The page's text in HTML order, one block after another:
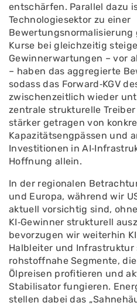
entschärfen. Parallel dazu
Technologiesektor zu einer
Bewertungsnormalisierung
Kurse bei gleichzeitig
Gewinnerwartungen – vor
– haben das aggregierte
sodass das Forward‑KGV
zwischenzeitlich wieder
zentrale strukturelle
stärker getragen von
Kapazitätsengpässen und
Investitionen in
Hoffnung allein.
In der regionalen
und Europa, während wir
aktuell vorsichtig sind,
KI‑Gewinner strukturell
bevorzugen wir weiterhin
Halbleiter und Infrastruktur
rohstoffnahe Segmente,
Ölpreisen profitieren und
Stabilisator fungieren.
stellen dabei das